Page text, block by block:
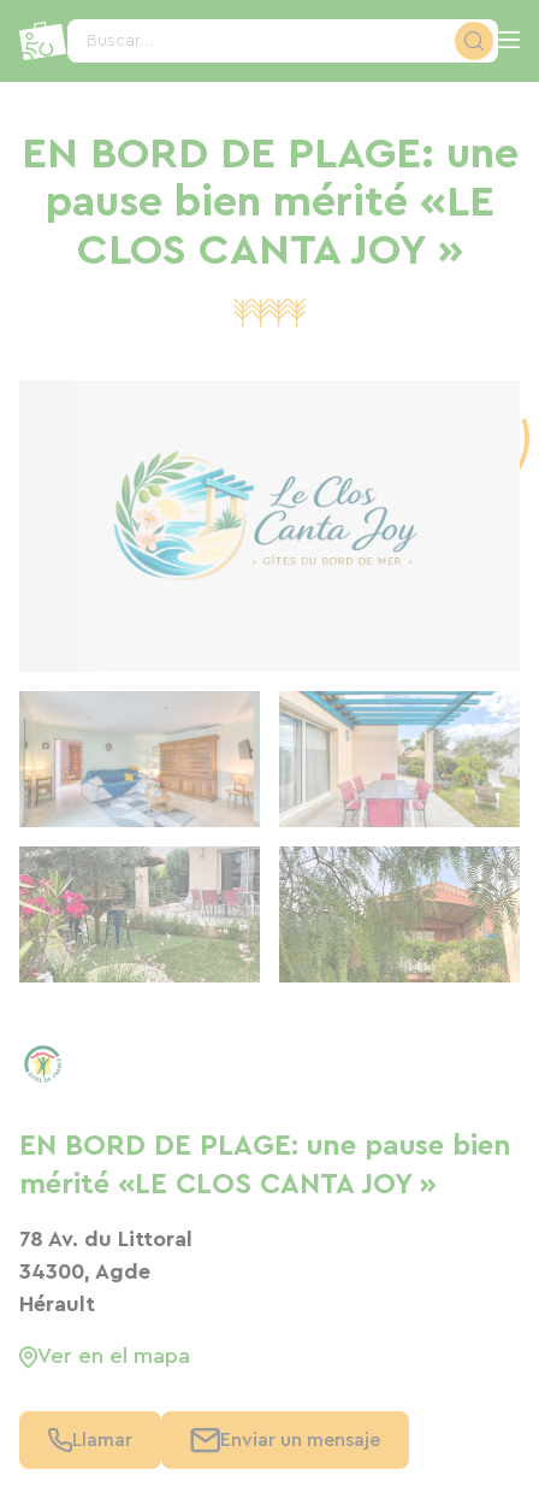
Buscar...
EN BORD DE PLAGE: une
pause bien mérité «LE
CLOS CANTA JOY »
EN BORD DE PLAGE: une pause bien
mérité «LE CLOS CANTA JOY »
78 Av. du Littoral
34300, Agde
Hérault
Ver en el mapa
Llamar Enviar un mensaje
Panel de gestión de cookies